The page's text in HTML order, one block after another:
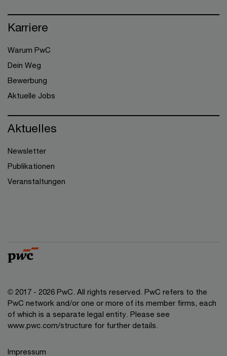
Karriere
Warum PwC
Dein Weg
Bewerbung
Aktuelle Jobs
Aktuelles
Newsletter
Publikationen
Veranstaltungen
© 2017 - 2026 PwC. All rights reserved. PwC refers to the
PwC network and/or one or more of its member firms, each
of which is a separate legal entity. Please see
www.pwc.com/structure for further details.
Impressum